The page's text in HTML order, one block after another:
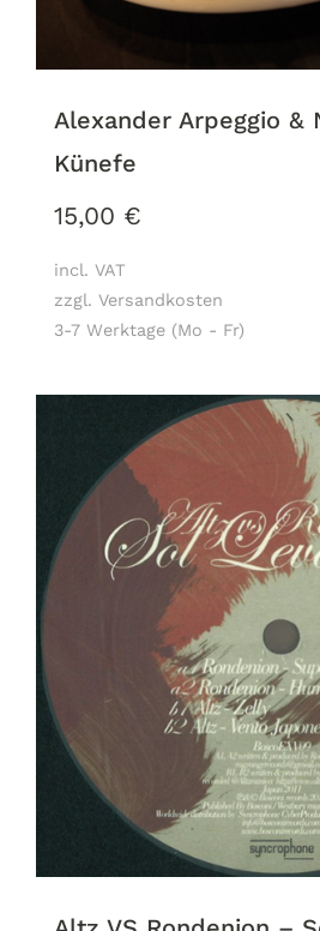
Alexander Arpeggio &
Künefe
15,00 €
incl. VAT
zzgl. Versandkosten
3-7 Werktage (Mo - Fr)